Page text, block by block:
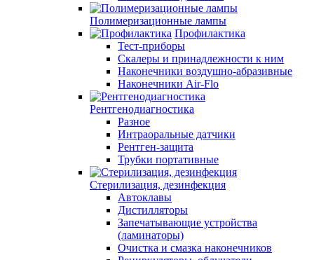
Полимеризационные лампы
Профилактика
Тест-приборы
Скалеры и принадлежности к ним
Наконечники воздушно-абразивные
Наконечники Air-Flo
Рентгенодиагностика
Разное
Интраоральные датчики
Рентген-защита
Трубки портативные
Стерилизация, дезинфекция
Автоклавы
Дистилляторы
Запечатывающие устройства
(ламинаторы)
Очистка и смазка наконечников